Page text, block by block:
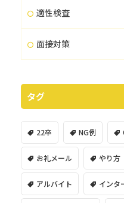
適性検査
面接対策
タグ
22卒 NG例
お礼メール やり方
アルバイト インタ